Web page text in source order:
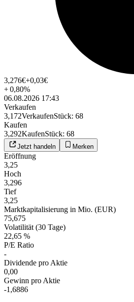
3,276€+0,03€
+0,80%
06.08.2026 17:43
Verkaufen
3,172VerkaufenStück: 68
Kaufen
3,292KaufenStück: 68
Jetzt handeln Merken
Eröffnung
3,25
Hoch
3,296
Tief
3,25
Marktkapitalisierung in Mio. (EUR)
75,675
Volatilität (30 Tage)
22,65 %
P/E Ratio
-
Dividende pro Aktie
0,00
Gewinn pro Aktie
-1,6886